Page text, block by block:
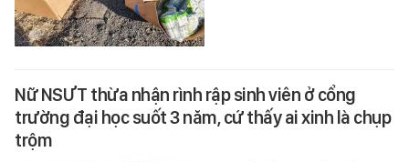
Nữ NSƯT thừa nhận rình rập sinh viên ở cổng
trường đại học suốt 3 năm, cứ thấy ai xinh là chụp
trộm